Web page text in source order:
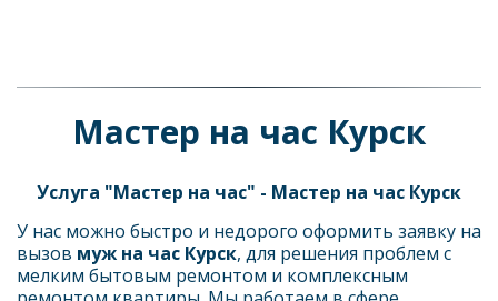
Мастер на час Курск
Услуга "Мастер на час" - Мастер на час Курск
У нас можно быстро и недорого оформить заявку на
вызов муж на час Курск, для решения проблем с
мелким бытовым ремонтом и комплексным